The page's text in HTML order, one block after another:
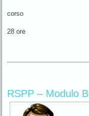
corso
28 ore
RSPP – Modulo B